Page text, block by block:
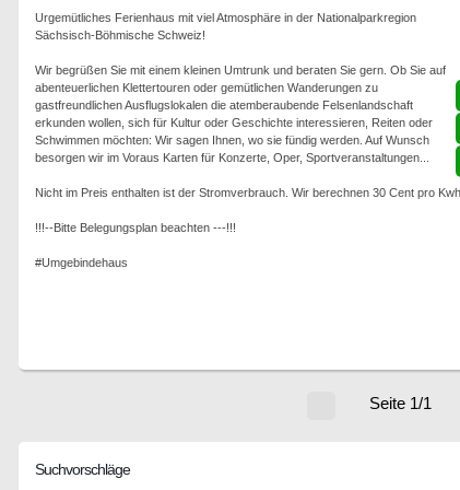
Urgemütliches Ferienhaus mit viel Atmosphäre in der Nationalparkregion
Sächsisch-Böhmische Schweiz!
Wir begrüßen Sie mit einem kleinen Umtrunk und beraten Sie gern. Ob Sie auf
abenteuerlichen Klettertouren oder gemütlichen Wanderungen zu
gastfreundlichen Ausflugslokalen die atemberaubende Felsenlandschaft
erkunden wollen, sich für Kultur oder Geschichte interessieren, Reiten oder
Schwimmen möchten: Wir sagen Ihnen, wo sie fündig werden. Auf Wunsch
besorgen wir im Voraus Karten für Konzerte, Oper, Sportveranstaltungen...
Nicht im Preis enthalten ist der Stromverbrauch. Wir berechnen 30 Cent pro Kwh.
!!!--Bitte Belegungsplan beachten ---!!!
#Umgebindehaus
Seite 1/1
Suchvorschläge